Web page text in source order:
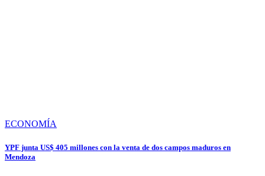
ECONOMÍA
YPF junta US$ 405 millones con la venta de dos campos maduros en
Mendoza